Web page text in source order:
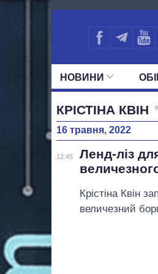
3316
НОВИНИ
КРІСТІНА КВІН
16 травня, 2022
12:45
Ленд-ліз
Крістіна Квін
величезний